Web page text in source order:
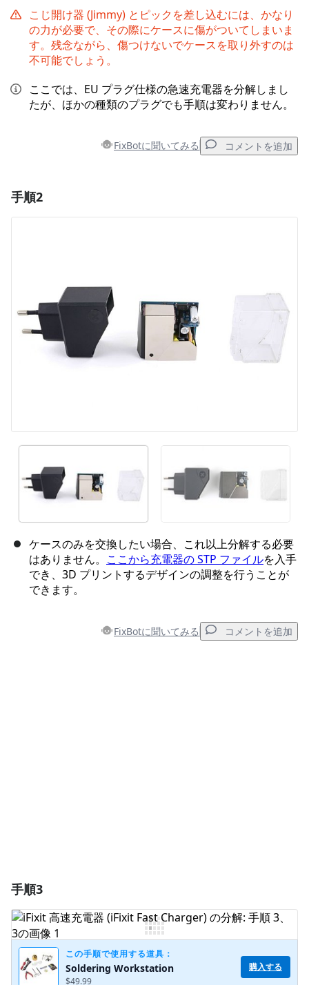
こじ開け器 (Jimmy) とピックを差し込むには、かなり
の力が必要で、その際にケースに傷がついてしまいま
す。残念ながら、傷つけないでケースを取り外すのは
不可能でしょう。
ここでは、EU プラグ仕様の急速充電器を分解しまし
たが、ほかの種類のプラグでも手順は変わりません。
FixBotに聞いてみる コメントを追加
手順2
ケースのみを交換したい場合、これ以上分解する必要
はありません。 ここから充電器の STP ファイルを入手
でき、3D プリントするデザインの調整を行うことが
できます。
FixBotに聞いてみる コメントを追加
手順3
この手順で使用する道具：
Soldering Workstation
$49.99
購入する